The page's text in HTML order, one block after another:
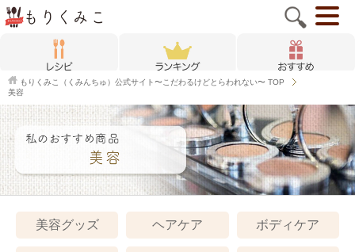
もりくみこ（くみんちゅ）公式サイト〜こだわるけどとらわれない〜 TOP
美容
美容グッズ ヘアケア ボディケア